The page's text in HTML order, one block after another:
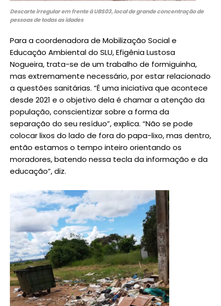
Descarte irregular em frente à UBS03, local de grande concentração de
pessoas de todas as idades
Para a coordenadora de Mobilização Social e
Educação Ambiental do SLU, Efigênia Lustosa
Nogueira, trata-se de um trabalho de formiguinha,
mas extremamente necessário, por estar relacionado
a questões sanitárias. “É uma iniciativa que acontece
desde 2021 e o objetivo dela é chamar a atenção da
população, conscientizar sobre a forma da
separação do seu resíduo”, explica. “Não se pode
colocar lixos do lado de fora do papa-lixo, mas dentro,
então estamos o tempo inteiro orientando os
moradores, batendo nessa tecla da informação e da
educação”, diz.